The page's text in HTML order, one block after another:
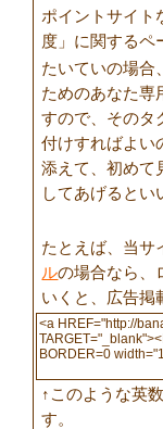
ポイントサイト
度」に関するペ
たいていの場合
ためのあなた専
すので、そのタ
付けすればよい
添えて、初めて
してあげるとい
たとえば、当サ
ルの場合なら、
いくと、広告掲
↑このような英
す。